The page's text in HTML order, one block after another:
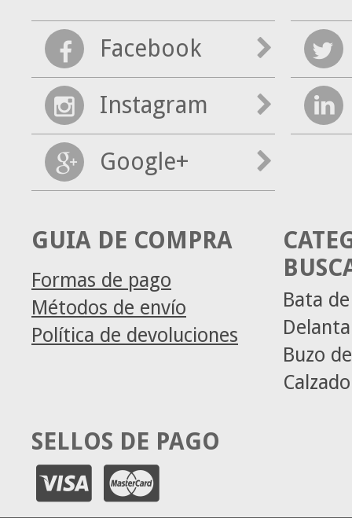
Facebook
Instagram
Google+
GUIA DE COMPRA
Formas de pago
Métodos de envío
Política de devoluciones
Bata
Buzo
SELLOS DE PAGO